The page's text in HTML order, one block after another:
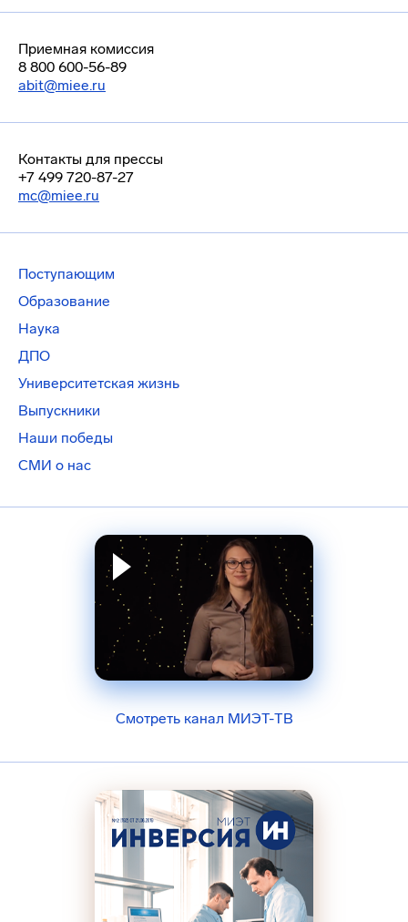
Приемная комиссия
8 800 600-56-89
abit@miee.ru
Контакты для прессы
+7 499 720-87-27
mc@miee.ru
Поступающим
Образование
Наука
ДПО
Университетская жизнь
Выпускники
Наши победы
СМИ о нас
Смотреть канал МИЭТ-ТВ